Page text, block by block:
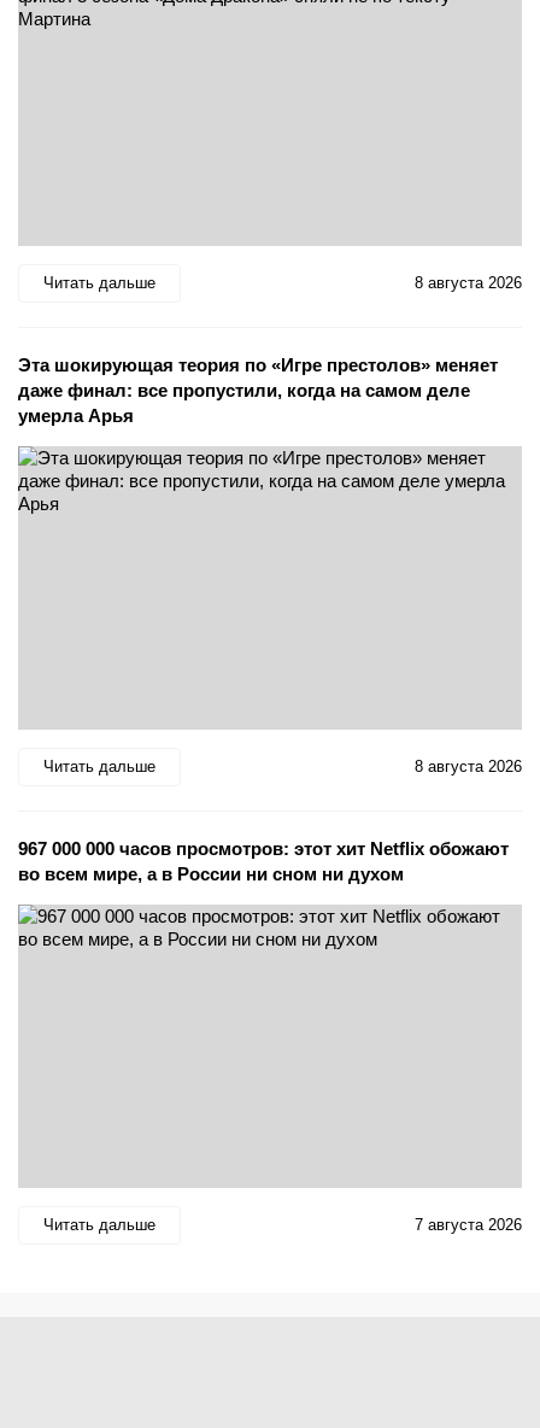
Читать дальше 8 августа 2026
Эта шокирующая теория по «Игре престолов» меняет
даже финал: все пропустили, когда на самом деле
умерла Арья
Читать дальше 8 августа 2026
967 000 000 часов просмотров: этот хит Netflix обожают
во всем мире, а в России ни сном ни духом
Читать дальше 7 августа 2026